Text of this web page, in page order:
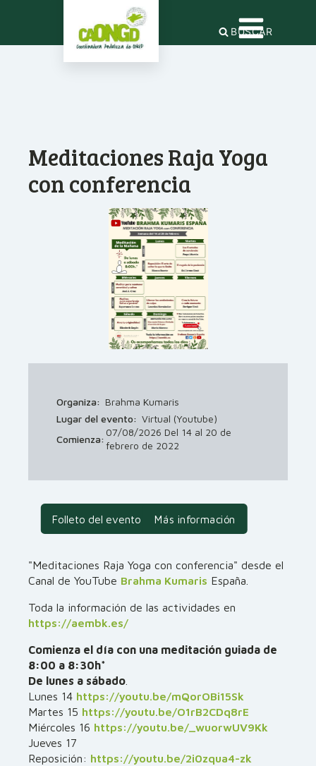
BUSCAR
Meditaciones Raja Yoga
con conferencia
Organiza: Brahma Kumaris
Lugar del evento: Virtual (Youtube)
Comienza:
07/08/2026 Del 14 al 20 de
febrero de 2022
Folleto del evento Más información
"Meditaciones Raja Yoga con conferencia" desde el
Canal de YouTube Brahma Kumaris España.
Toda la información de las actividades en
https://aembk.es/
Comienza el día con una meditación guiada de
8:00 a 8:30h*
De lunes a sábado
Lunes 14 https://youtu.be/mQorOBi15Sk
Martes 15 https://youtu.be/O1rB2CDq8rE
Miércoles 16 https://youtu.be/_wuorwUV9Kk
Jueves 17
Reposición: https://youtu.be/2i0zqua4-zk